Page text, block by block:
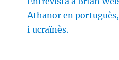
Athanor en
i ucraïnès.